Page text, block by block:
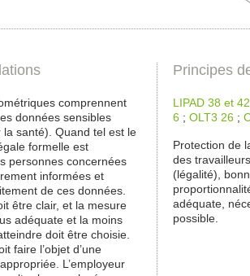
comprennent
données sensibles
la santé). Quand tel est le
formelle est
personnes concernées
informées et
de ces données.
être clair, et la mesure
adéquate et la moins
doit être choisie.
faire l’objet d’une
L’employeur
Principes
LIPAD 38 et 42
6 ; OLT3 26 ;
Protection de
des
(légalité),
adéquate,
possible.